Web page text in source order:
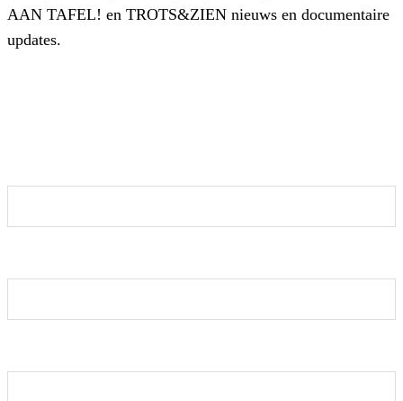
AAN TAFEL! en TROTS&ZIEN nieuws en documentaire
updates.